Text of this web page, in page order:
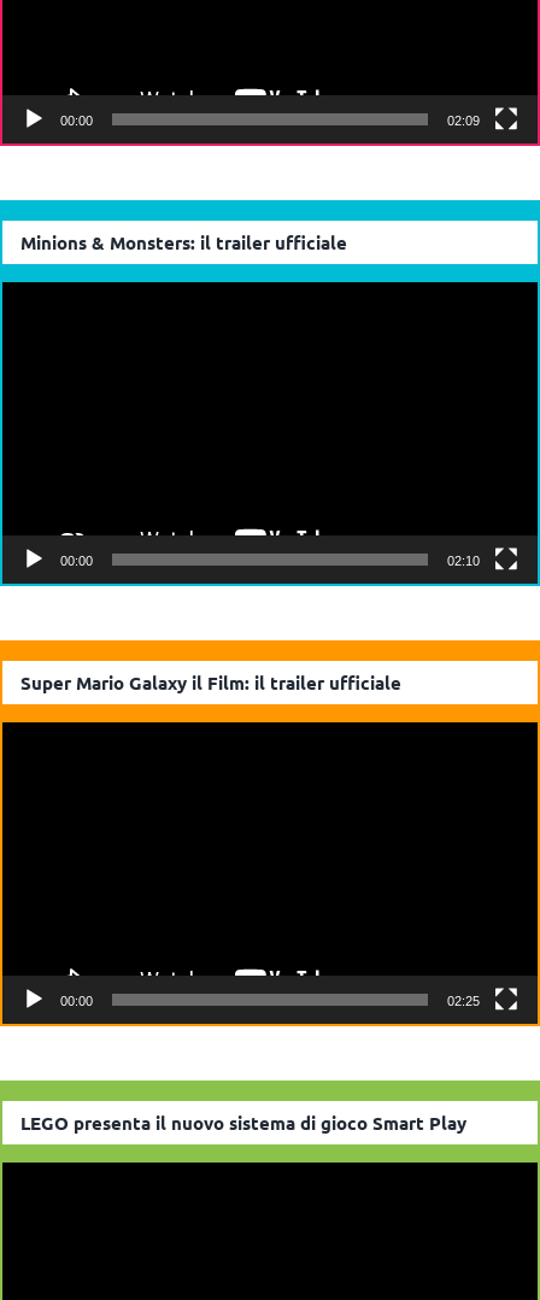
Minions & Monsters: il trailer ufficiale
Super Mario Galaxy il Film: il trailer ufficiale
LEGO presenta il nuovo sistema di gioco Smart Play